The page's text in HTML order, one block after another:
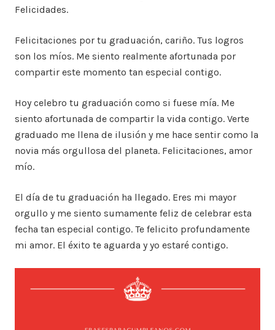
Felicidades.
Felicitaciones por tu graduación, cariño. Tus logros
son los míos. Me siento realmente afortunada por
compartir este momento tan especial contigo.
Hoy celebro tu graduación como si fuese mía. Me
siento afortunada de compartir la vida contigo. Verte
graduado me llena de ilusión y me hace sentir como la
novia más orgullosa del planeta. Felicitaciones, amor
mío.
El día de tu graduación ha llegado. Eres mi mayor
orgullo y me siento sumamente feliz de celebrar esta
fecha tan especial contigo. Te felicito profundamente
mi amor. El éxito te aguarda y yo estaré contigo.